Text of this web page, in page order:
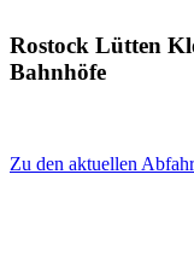
Rostock Lütten
Bahnhöfe
Zu den aktuellen